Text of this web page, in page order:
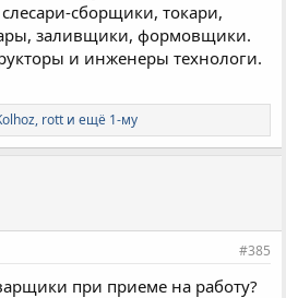
сборщики, токари,
заливщики, формовщики.
и инженеры технологи.
, rott и ещё 1-му
#385
при приеме на работу?